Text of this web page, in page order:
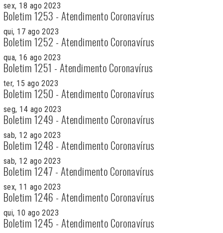
sex, 18 ago 2023
Boletim 1253 - Atendimento Coronavírus
qui, 17 ago 2023
Boletim 1252 - Atendimento Coronavírus
qua, 16 ago 2023
Boletim 1251 - Atendimento Coronavírus
ter, 15 ago 2023
Boletim 1250 - Atendimento Coronavírus
seg, 14 ago 2023
Boletim 1249 - Atendimento Coronavírus
sab, 12 ago 2023
Boletim 1248 - Atendimento Coronavírus
sab, 12 ago 2023
Boletim 1247 - Atendimento Coronavírus
sex, 11 ago 2023
Boletim 1246 - Atendimento Coronavírus
qui, 10 ago 2023
Boletim 1245 - Atendimento Coronavírus